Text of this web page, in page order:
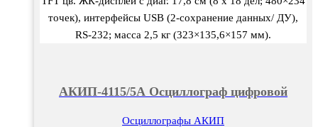
точек), интерфейсы USB (2-сохранение данных/ ДУ),
RS-232; масса 2,5 кг (323×135,6×157 мм).
АКИП-4115/5А Осциллограф цифровой
Осциллографы АКИП